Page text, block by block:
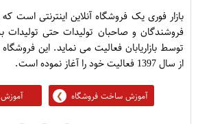
بازار فوری یک فروشگاه آنلاین اینترنتی است
فروشندگان و صاحبان تولیدات حتی تولیدات
توسط بازاریابان فعالیت می نماید. این
از سال 1397 فعالیت خود را آغاز نموده است.
آموزش ساخت فروشگاه آموزش